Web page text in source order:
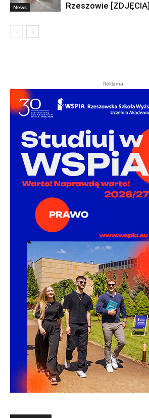
News
Rzeszowie [ZDJĘCIA]
Reklama